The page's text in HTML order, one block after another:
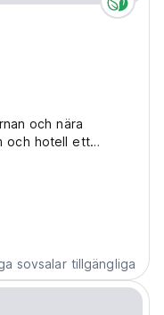
och nära
och hotell ett
sovsalar tillgängliga